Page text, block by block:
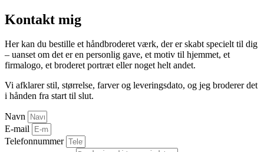
Kontakt mig
Her kan du bestille et håndbroderet værk, der er skabt specielt til dig
– uanset om det er en personlig gave, et motiv til hjemmet, et
firmalogo, et broderet portræt eller noget helt andet.
Vi afklarer stil, størrelse, farver og leveringsdato, og jeg broderer det
i hånden fra start til slut.
Navn
E-mail
Telefonnummer